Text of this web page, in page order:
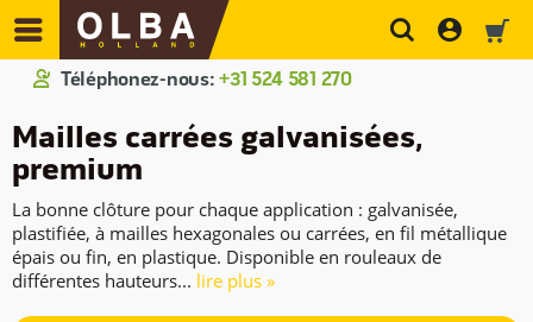
Téléphonez-nous: +31 524 581 270
Mailles carrées galvanisées,
premium
La bonne clôture pour chaque application : galvanisée,
plastifiée, à mailles hexagonales ou carrées, en fil métallique
épais ou fin, en plastique. Disponible en rouleaux de
différentes hauteurs... lire plus »